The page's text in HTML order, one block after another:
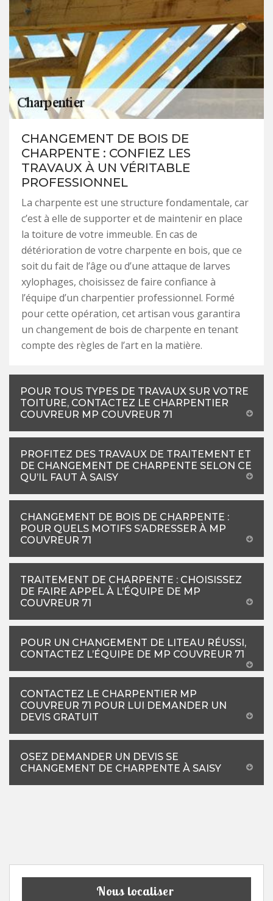
CHANGEMENT DE BOIS DE
CHARPENTE : CONFIEZ LES
TRAVAUX À UN VÉRITABLE
PROFESSIONNEL
La charpente est une structure fondamentale, car
c’est à elle de supporter et de maintenir en place
la toiture de votre immeuble. En cas de
détérioration de votre charpente en bois, que ce
soit du fait de l’âge ou d’une attaque de larves
xylophages, choisissez de faire confiance à
l’équipe d’un charpentier professionnel. Formé
pour cette opération, cet artisan vous garantira
un changement de bois de charpente en tenant
compte des règles de l’art en la matière.
POUR TOUS TYPES DE TRAVAUX SUR VOTRE
TOITURE, CONTACTEZ LE CHARPENTIER
COUVREUR MP COUVREUR 71
PROFITEZ DES TRAVAUX DE TRAITEMENT ET
DE CHANGEMENT DE CHARPENTE SELON CE
QU’IL FAUT À SAISY
CHANGEMENT DE BOIS DE CHARPENTE :
POUR QUELS MOTIFS S’ADRESSER À MP
COUVREUR 71
TRAITEMENT DE CHARPENTE : CHOISISSEZ
DE FAIRE APPEL À L’ÉQUIPE DE MP
COUVREUR 71
POUR UN CHANGEMENT DE LITEAU RÉUSSI,
CONTACTEZ L’ÉQUIPE DE MP COUVREUR 71
CONTACTEZ LE CHARPENTIER MP
COUVREUR 71 POUR LUI DEMANDER UN
DEVIS GRATUIT
OSEZ DEMANDER UN DEVIS SE
CHANGEMENT DE CHARPENTE À SAISY
Nous localiser